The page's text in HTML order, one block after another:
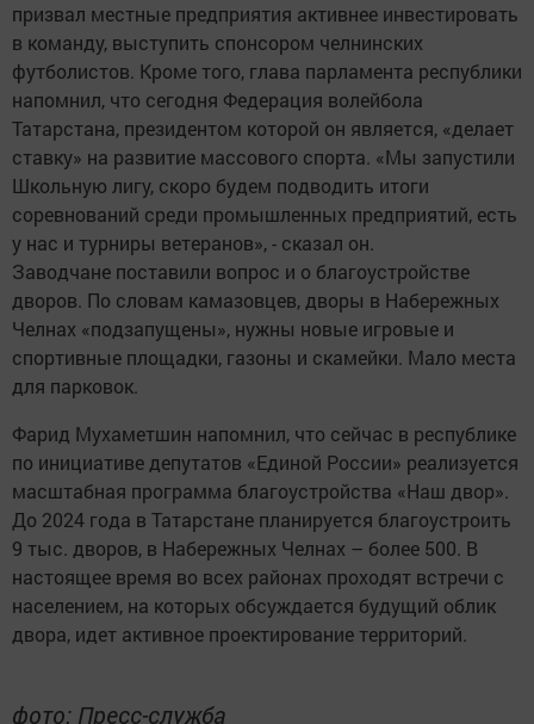
призвал местные предприятия активнее инвестировать
в команду, выступить спонсором челнинских
футболистов. Кроме того, глава парламента республики
напомнил, что сегодня Федерация волейбола
Татарстана, президентом которой он является, «делает
ставку» на развитие массового спорта. «Мы запустили
Школьную лигу, скоро будем подводить итоги
соревнований среди промышленных предприятий, есть
у нас и турниры ветеранов», - сказал он.
Заводчане поставили вопрос и о благоустройстве
дворов. По словам камазовцев, дворы в Набережных
Челнах «подзапущены», нужны новые игровые и
спортивные площадки, газоны и скамейки. Мало места
для парковок.
Фарид Мухаметшин напомнил, что сейчас в республике
по инициативе депутатов «Единой России» реализуется
масштабная программа благоустройства «Наш двор».
До 2024 года в Татарстане планируется благоустроить
9 тыс. дворов, в Набережных Челнах – более 500. В
настоящее время во всех районах проходят встречи с
населением, на которых обсуждается будущий облик
двора, идет активное проектирование территорий.
фото: Пресс-служба